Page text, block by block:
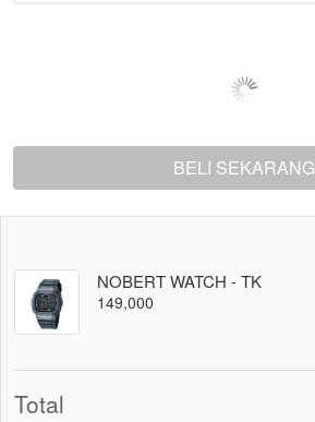
`BELI SEKARANG
NOBERT WATCH - TK
149,000
Total